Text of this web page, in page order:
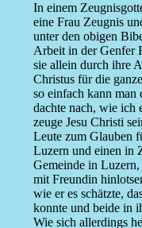
In einem
eine Frau Zeugnis
unter den obigen
Arbeit in der Genfer
sie allein durch ihre
Christus für die
so einfach kann man
dachte nach, wie ich
zeuge Jesu Christi
Leute zum Glauben
Luzern und einen in
Gemeinde in
mit Freundin
wie er es schätzte,
konnte und beide in
Wie sich allerdings